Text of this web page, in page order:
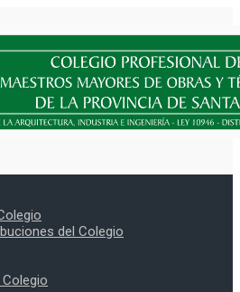
del Colegio